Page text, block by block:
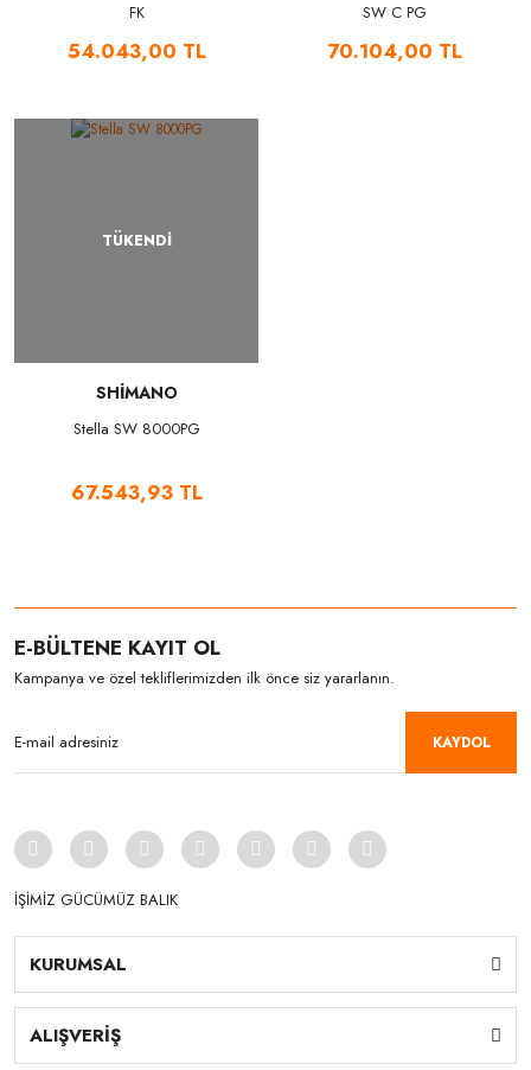
FK
54.043,00 TL
SW C PG
70.104,00 TL
TÜKENDİ
SHİMANO
Stella SW 8000PG
67.543,93 TL
E-BÜLTENE KAYIT OL
Kampanya ve özel tekliflerimizden ilk önce siz yararlanın.
KAYDOL
İŞİMİZ GÜCÜMÜZ BALIK
KURUMSAL
ALIŞVERİŞ